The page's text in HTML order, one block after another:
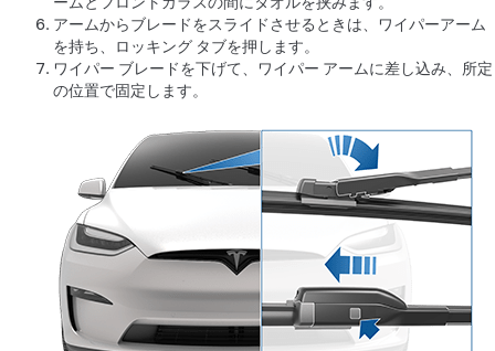
アームからブレードをスライドさせるときは、ワイパーアーム
を持ち、ロッキング タブを押します。
ワイパー ブレードを下げて、ワイパー アームに差し込み、所定
の位置で固定します。